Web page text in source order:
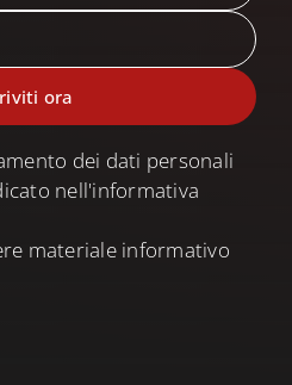
dei dati personali
nell'informativa
materiale informativo